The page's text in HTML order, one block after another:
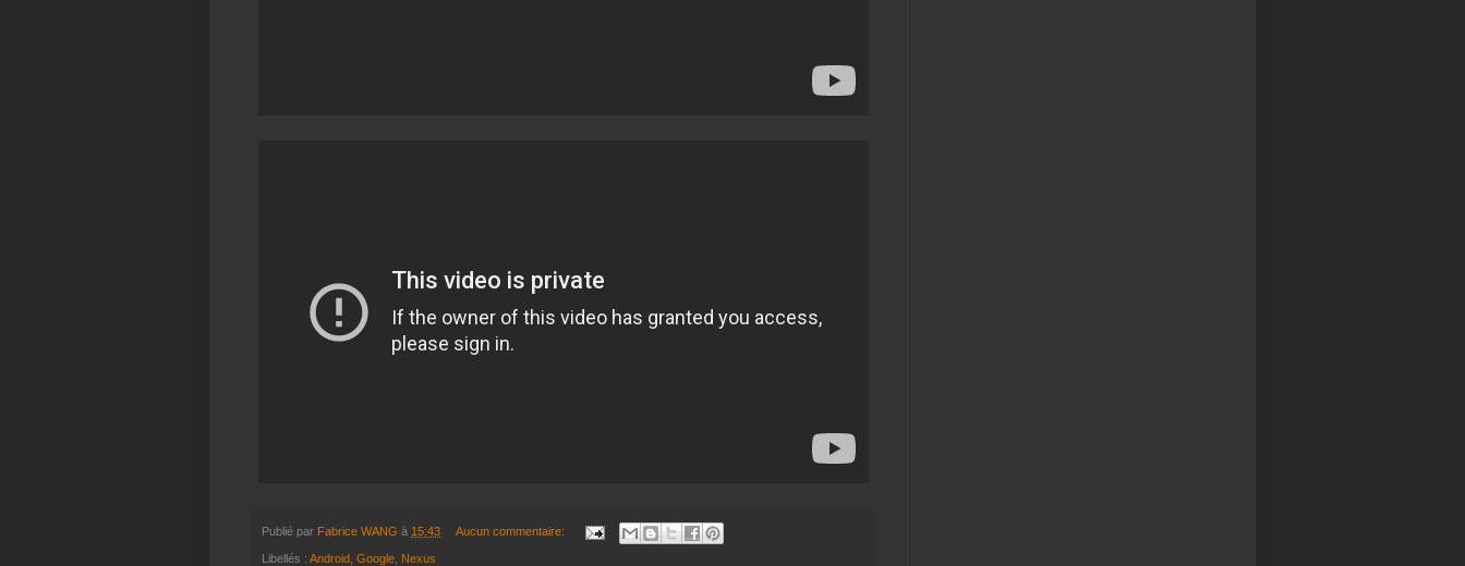
Publié par Fabrice WANG à 15:43 Aucun commentaire:
Libellés : Android Google Nexus